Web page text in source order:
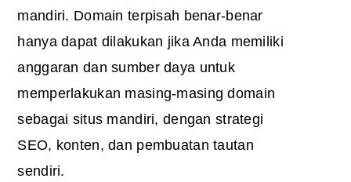
mandiri. Domain terpisah benar-benar
hanya dapat dilakukan jika Anda memiliki
anggaran dan sumber daya untuk
memperlakukan masing-masing domain
sebagai situs mandiri, dengan strategi
SEO, konten, dan pembuatan tautan
sendiri.